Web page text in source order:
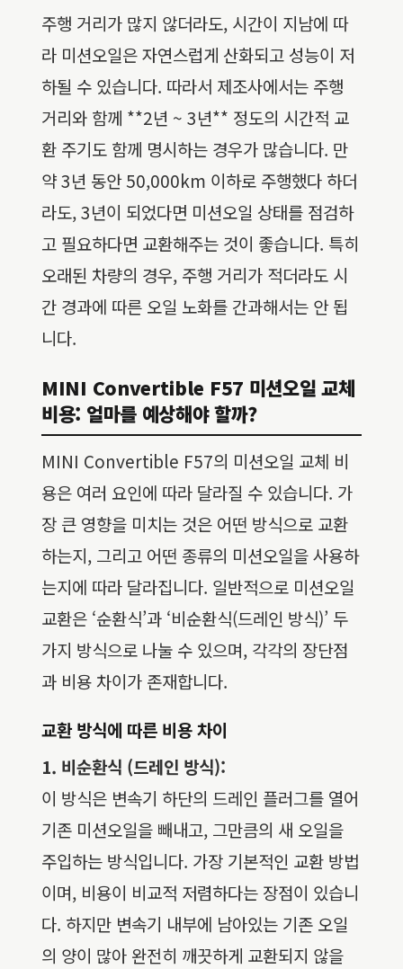
주행 거리가 많지 않더라도, 시간이 지남에 따
라 미션오일은 자연스럽게 산화되고 성능이 저
하될 수 있습니다. 따라서 제조사에서는 주행
거리와 함께 **2년 ~ 3년** 정도의 시간적 교
환 주기도 함께 명시하는 경우가 많습니다. 만
약 3년 동안 50,000km 이하로 주행했다 하더
라도, 3년이 되었다면 미션오일 상태를 점검하
고 필요하다면 교환해주는 것이 좋습니다. 특히
오래된 차량의 경우, 주행 거리가 적더라도 시
간 경과에 따른 오일 노화를 간과해서는 안 됩
니다.
MINI Convertible F57 미션오일 교체
비용: 얼마를 예상해야 할까?
MINI Convertible F57의 미션오일 교체 비
용은 여러 요인에 따라 달라질 수 있습니다. 가
장 큰 영향을 미치는 것은 어떤 방식으로 교환
하는지, 그리고 어떤 종류의 미션오일을 사용하
는지에 따라 달라집니다. 일반적으로 미션오일
교환은 ‘순환식’과 ‘비순환식(드레인 방식)’ 두
가지 방식으로 나눌 수 있으며, 각각의 장단점
과 비용 차이가 존재합니다.
교환 방식에 따른 비용 차이
1. 비순환식 (드레인 방식):
이 방식은 변속기 하단의 드레인 플러그를 열어
기존 미션오일을 빼내고, 그만큼의 새 오일을
주입하는 방식입니다. 가장 기본적인 교환 방법
이며, 비용이 비교적 저렴하다는 장점이 있습니
다. 하지만 변속기 내부에 남아있는 기존 오일
의 양이 많아 완전히 깨끗하게 교환되지 않을